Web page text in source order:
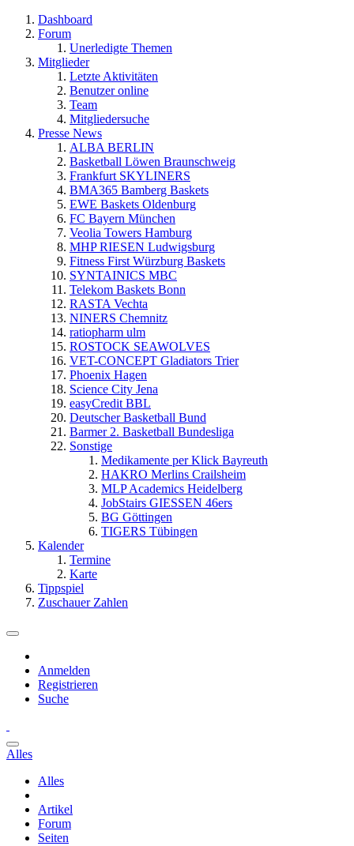
Dashboard
Forum
Unerledigte Themen
Mitglieder
Letzte Aktivitäten
Benutzer online
Team
Mitgliedersuche
Presse News
ALBA BERLIN
Basketball Löwen Braunschweig
Frankfurt SKYLINERS
BMA365 Bamberg Baskets
EWE Baskets Oldenburg
FC Bayern München
Veolia Towers Hamburg
MHP RIESEN Ludwigsburg
Fitness First Würzburg Baskets
SYNTAINICS MBC
Telekom Baskets Bonn
RASTA Vechta
NINERS Chemnitz
ratiopharm ulm
ROSTOCK SEAWOLVES
VET-CONCEPT Gladiators Trier
Phoenix Hagen
Science City Jena
easyCredit BBL
Deutscher Basketball Bund
Barmer 2. Basketball Bundesliga
Sonstige
Medikamente per Klick Bayreuth
HAKRO Merlins Crailsheim
MLP Academics Heidelberg
JobStairs GIESSEN 46ers
BG Göttingen
TIGERS Tübingen
Kalender
Termine
Karte
Tippspiel
Zuschauer Zahlen
Anmelden
Registrieren
Suche
Alles
Alles
Artikel
Forum
Seiten